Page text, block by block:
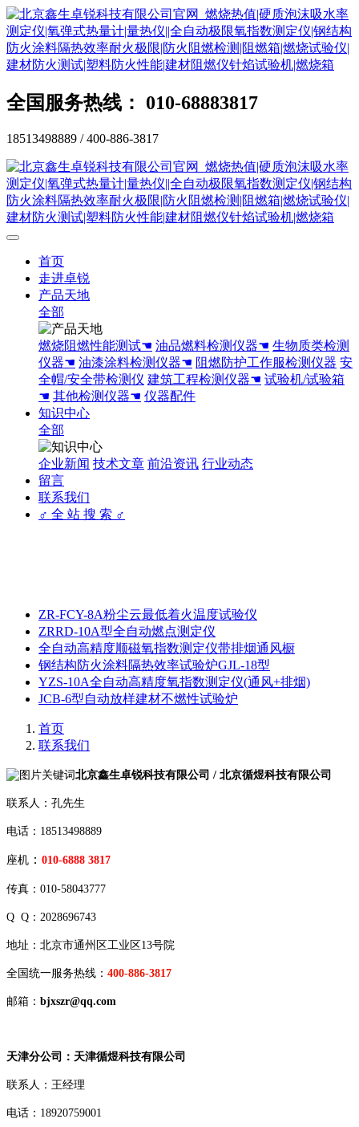
全国服务热线： 010-68883817
18513498889 / 400-886-3817
首页
走进卓锐
产品天地
全部
燃烧阻燃性能测试☚ 油品燃料检测仪器☚ 生物质类检测
仪器☚ 油漆涂料检测仪器☚ 阻燃防护工作服检测仪器 安
全帽/安全带检测仪 建筑工程检测仪器☚ 试验机/试验箱
☚ 其他检测仪器☚ 仪器配件
知识中心
全部
企业新闻 技术文章 前沿资讯 行业动态
留言
联系我们
♂ 全 站 搜 索 ♂
ZR-FCY-8A粉尘云最低着火温度试验仪
ZRRD-10A型全自动燃点测定仪
全自动高精度顺磁氧指数测定仪带排烟通风橱
钢结构防火涂料隔热效率试验炉GJL-18型
YZS-10A全自动高精度氧指数测定仪(通风+排烟)
JCB-6型自动放样建材不燃性试验炉
首页
联系我们
北京鑫生卓锐科技有限公司 / 北京循煜科技有限公司
联系人：孔先生
电话：18513498889
座机 ： 010-6888 3817
传真：010-58043777
Q Q：2028696743
地址：北京市通州区工业区13号院
全国统一服务热线： 400-886-3817
邮箱： bjxszr@qq.com
天津分公司：天津循煜科技有限公司
联系人：王经理
电话：18920759001